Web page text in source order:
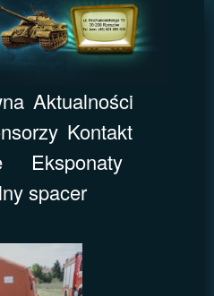
Aktualności
Kontakt
Eksponaty
spacer